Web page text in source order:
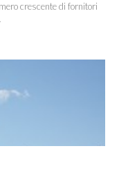
crescente di fornitori